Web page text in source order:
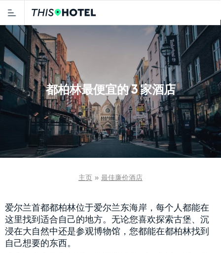
都柏林最便宜的 3 家酒店
主页 » 最佳廉价酒店
爱尔兰首都都柏林位于爱尔兰东海岸，每个人都能在
这里找到适合自己的地方。无论您喜欢探索古堡、沉
浸在大自然中还是参观博物馆，您都能在都柏林找到
自己想要的东西。